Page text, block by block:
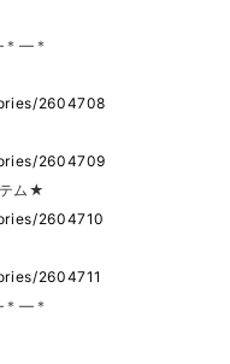
—＊
2604708
2604709
ム★
2604710
2604711
—＊